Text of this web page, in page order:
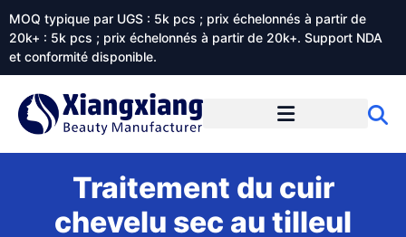
MOQ typique par UGS : 5k pcs ; prix échelonnés à partir de
20k+ : 5k pcs ; prix échelonnés à partir de 20k+. Support NDA
et conformité disponible.
Traitement du cuir
chevelu sec au tilleul